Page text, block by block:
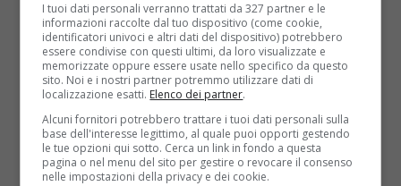
Politica Primo Piano
“Gilet gialli? Fate pulizia a casa vostra”, la
Francia contro Di Maio e Salvini. Secca
replica italiana
I tuoi dati personali verranno trattati da 327 partner e le
informazioni raccolte dal tuo dispositivo (come cookie,
identificatori univoci e altri dati del dispositivo) potrebbero
essere condivise con questi ultimi, da loro visualizzate e
memorizzate oppure essere usate nello specifico da questo
sito. Noi e i nostri partner potremmo utilizzare dati di
localizzazione esatti. Elenco dei partner.
Alcuni fornitori potrebbero trattare i tuoi dati personali sulla
base dell'interesse legittimo, al quale puoi opporti gestendo
le tue opzioni qui sotto. Cerca un link in fondo a questa
pagina o nel menu del sito per gestire o revocare il consenso
nelle impostazioni della privacy e dei cookie.